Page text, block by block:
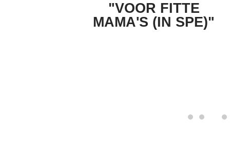
"VOOR FITTE
MAMA'S (IN SPE)"